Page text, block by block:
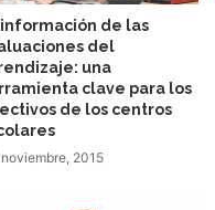
información de las
del
una
clave para los
de los centros
noviembre, 2015